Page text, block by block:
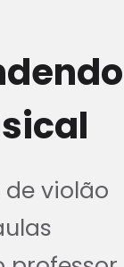
de violão